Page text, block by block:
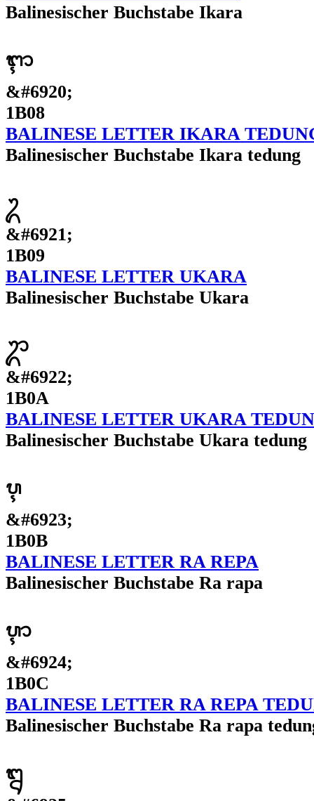
Balinesischer Buchstabe Ikara
ᬈ
&#6920;
1B08
BALINESE LETTER IKARA
Balinesischer Buchstabe Ikara tedung
ᬉ
&#6921;
1B09
BALINESE LETTER UKARA
Balinesischer Buchstabe Ukara
ᬊ
&#6922;
1B0A
BALINESE LETTER UKARA
Balinesischer Buchstabe Ukara tedung
ᬋ
&#6923;
1B0B
BALINESE LETTER RA REPA
Balinesischer Buchstabe Ra rapa
ᬌ
&#6924;
1B0C
BALINESE LETTER RA REPA
Balinesischer Buchstabe Ra rapa
ᬍ